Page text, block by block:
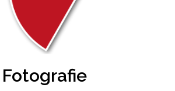
Fotografie